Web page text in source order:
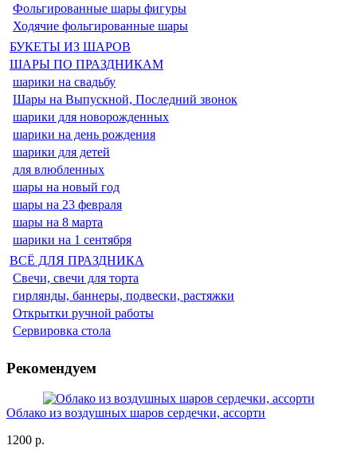
Фольгированные шары фигуры
Ходячие фольгированные шары
БУКЕТЫ ИЗ ШАРОВ
ШАРЫ ПО ПРАЗДНИКАМ
шарики на свадьбу
Шары на Выпускной, Последний звонок
шарики для новорожденных
шарики на день рождения
шарики для детей
для влюбленных
шары на новый год
шары на 23 февраля
шары на 8 марта
шарики на 1 сентября
ВСЁ ДЛЯ ПРАЗДНИКА
Свечи, свечи для торта
гирлянды, баннеры, подвески, растяжки
Открытки ручной работы
Сервировка стола
Рекомендуем
Облако из воздушных шаров сердечки, ассорти
1200 р.